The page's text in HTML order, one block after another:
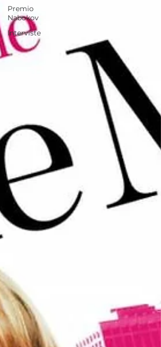
Premio
Nabokov
Interviste